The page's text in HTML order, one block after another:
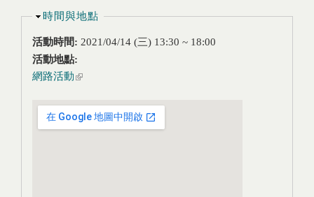
隱藏
時間與地點
活動時間: 2021/04/14 (三) 13:30 ~ 18:00
活動地點:
網路活動 (link is external)